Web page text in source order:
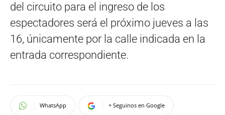
del circuito para el ingreso de los
espectadores será el próximo jueves a las
16, únicamente por la calle indicada en la
entrada correspondiente.
WhatsApp + Seguinos en Google